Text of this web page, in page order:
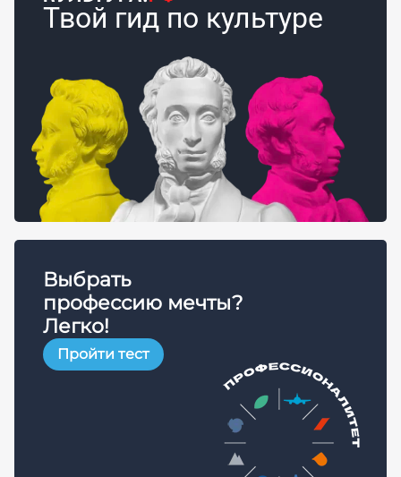
Твой гид по культуре
Выбрать
профессию мечты?
Легко!
Пройти тест